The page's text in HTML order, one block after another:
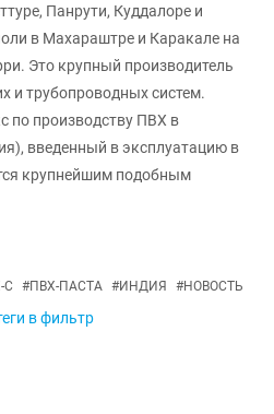
Панрути, Куддалоре и
в Махараштре и Каракале на
Это крупный производитель
и трубопроводных систем.
по производству ПВХ в
введенный в эксплуатацию в
крупнейшим подобным
С #ПВХ-ПАСТА #ИНДИЯ #НОВОСТЬ
в фильтр